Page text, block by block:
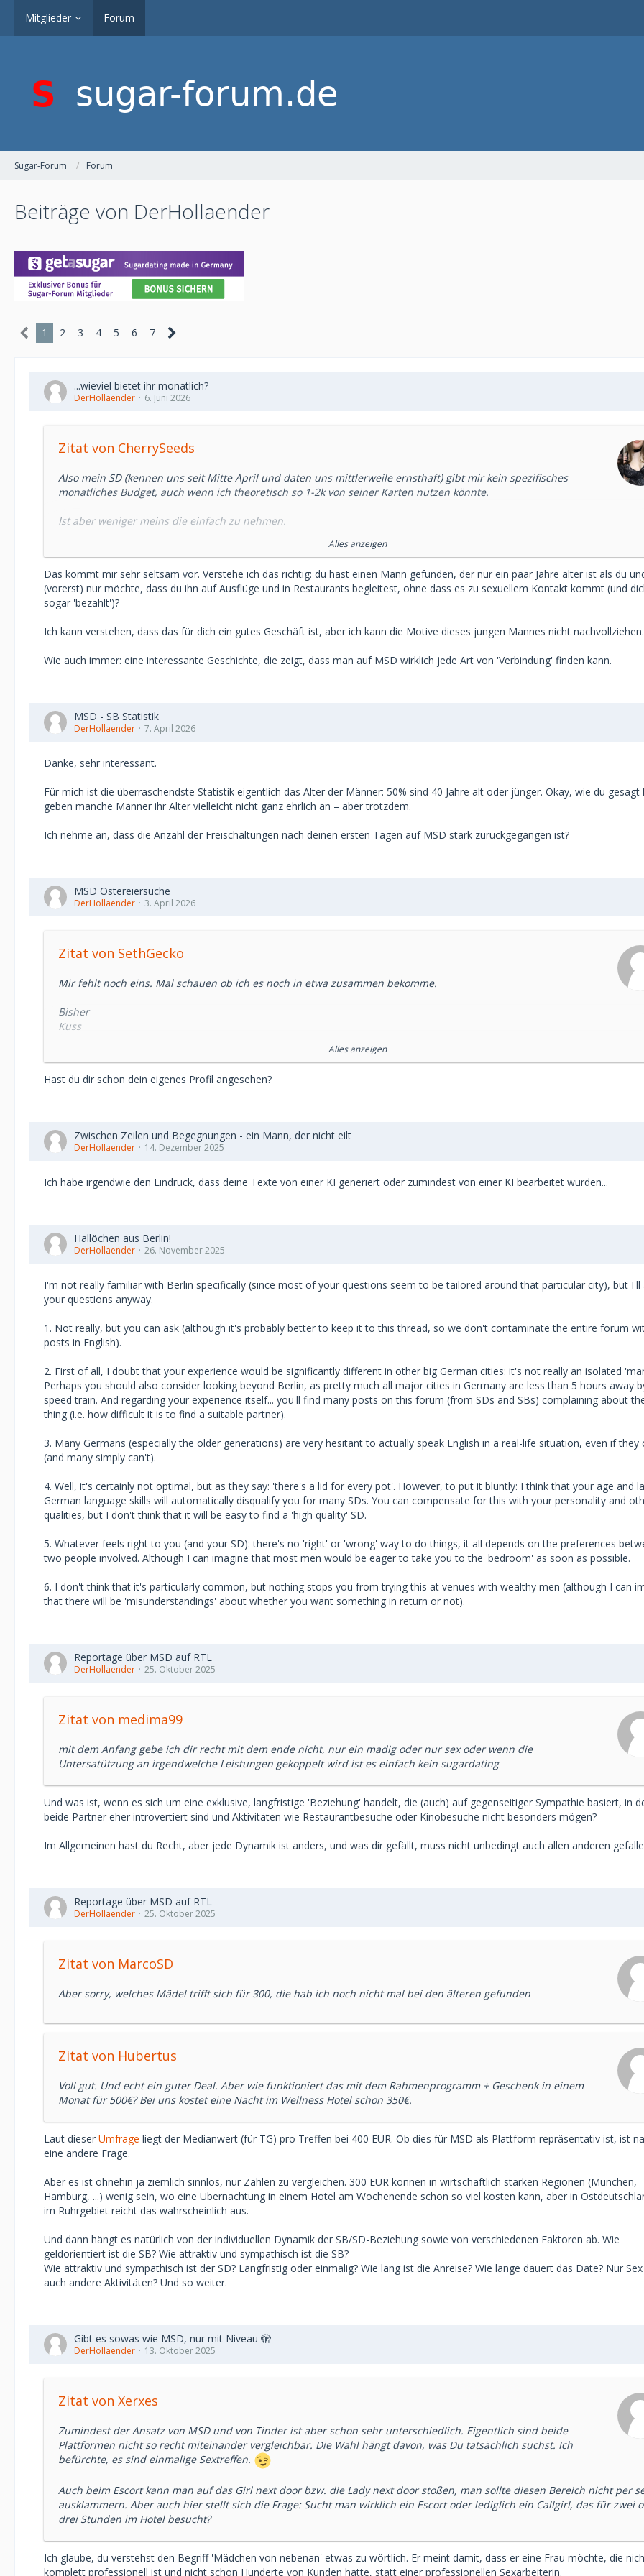
Mitglieder Forum
Sugar-Forum Forum
Beiträge von DerHollaender
1 2 3 4 5 6 7
...wieviel bietet ihr monatlich?
DerHollaender 6. Juni 2026
Zitat von CherrySeeds
Also mein SD (kennen uns seit Mitte April und daten uns mittlerweile ernsthaft) gibt mir kein spezifisches
monatliches Budget, auch wenn ich theoretisch so 1-2k von seiner Karten nutzen könnte.
Ist aber weniger meins die einfach zu nehmen.
idR mit riesigen Blumensträußen vom Flughafen abgeholt hat. Dazu geht er echt gerne in fine dining Restaurants.
In einem davon hat er auch mal eben meinen Monatslohn dort gelassen (was ich eigentlich nicht sehen sollte.
Laut ihm soll ich mir keine Gedanken über Geld machen und er wechselt immer direkt das Thema wenn ich nach
selbst sein.
Mit ihm habe ich jedenfalls einen Jackpot geschossen. Aber ich muss auch realistisch sagen, er ist wahrscheinlich
Alles anzeigen
Das kommt mir sehr seltsam vor. Verstehe ich das richtig: du hast einen Mann gefunden, der nur ein paar Jahre älter ist als du
(vorerst) nur möchte, dass du ihn auf Ausflüge und in Restaurants begleitest, ohne dass es zu sexuellem Kontakt kommt (und
sogar 'bezahlt')?
Ich kann verstehen, dass das für dich ein gutes Geschäft ist, aber ich kann die Motive dieses jungen Mannes nicht nachvollziehen.
Wie auch immer: eine interessante Geschichte, die zeigt, dass man auf MSD wirklich jede Art von 'Verbindung' finden kann.
MSD - SB Statistik
DerHollaender 7. April 2026
Danke, sehr interessant.
Für mich ist die überraschendste Statistik eigentlich das Alter der Männer: 50% sind 40 Jahre alt oder jünger. Okay, wie du gesagt
geben manche Männer ihr Alter vielleicht nicht ganz ehrlich an – aber trotzdem.
Ich nehme an, dass die Anzahl der Freischaltungen nach deinen ersten Tagen auf MSD stark zurückgegangen ist?
MSD Ostereiersuche
DerHollaender 3. April 2026
Zitat von SethGecko
Mir fehlt noch eins. Mal schauen ob ich es noch in etwa zusammen bekomme.
Bisher
Kuss
Durch die Reiter klicken, und zwar alle. Einfach mal schauen.
evt schafft es jemand noch zu ergänzen. Ein Ei fehlt mir noch.
Alles anzeigen
Hast du dir schon dein eigenes Profil angesehen?
Zwischen Zeilen und Begegnungen - ein Mann, der nicht eilt
DerHollaender 14. Dezember 2025
Ich habe irgendwie den Eindruck, dass deine Texte von einer KI generiert oder zumindest von einer KI bearbeitet wurden...
Hallöchen aus Berlin!
DerHollaender 26. November 2025
I'm not really familiar with Berlin specifically (since most of your questions seem to be tailored around that particular city), but I'll
your questions anyway.
1. Not really, but you can ask (although it's probably better to keep it to this thread, so we don't contaminate the entire forum
posts in English).
2. First of all, I doubt that your experience would be significantly different in other big German cities: it's not really an isolated
Perhaps you should also consider looking beyond Berlin, as pretty much all major cities in Germany are less than 5 hours away
speed train. And regarding your experience itself... you'll find many posts on this forum (from SDs and SBs) complaining about
thing (i.e. how difficult it is to find a suitable partner).
3. Many Germans (especially the older generations) are very hesitant to actually speak English in a real-life situation, even if they
(and many simply can't).
4. Well, it's certainly not optimal, but as they say: 'there's a lid for every pot'. However, to put it bluntly: I think that your age and
German language skills will automatically disqualify you for many SDs. You can compensate for this with your personality and
qualities, but I don't think that it will be easy to find a 'high quality' SD.
5. Whatever feels right to you (and your SD): there's no 'right' or 'wrong' way to do things, it all depends on the preferences
two people involved. Although I can imagine that most men would be eager to take you to the 'bedroom' as soon as possible.
6. I don't think that it's particularly common, but nothing stops you from trying this at venues with wealthy men (although I can
that there will be 'misunderstandings' about whether you want something in return or not).
Reportage über MSD auf RTL
DerHollaender 25. Oktober 2025
Zitat von medima99
mit dem Anfang gebe ich dir recht mit dem ende nicht, nur ein madig oder nur sex oder wenn die
Untersatützung an irgendwelche Leistungen gekoppelt wird ist es einfach kein sugardating
Und was ist, wenn es sich um eine exklusive, langfristige 'Beziehung' handelt, die (auch) auf gegenseitiger Sympathie basiert, in
beide Partner eher introvertiert sind und Aktivitäten wie Restaurantbesuche oder Kinobesuche nicht besonders mögen?
Im Allgemeinen hast du Recht, aber jede Dynamik ist anders, und was dir gefällt, muss nicht unbedingt auch allen anderen
Reportage über MSD auf RTL
DerHollaender 25. Oktober 2025
Zitat von MarcoSD
Aber sorry, welches Mädel trifft sich für 300, die hab ich noch nicht mal bei den älteren gefunden
Zitat von Hubertus
Voll gut. Und echt ein guter Deal. Aber wie funktioniert das mit dem Rahmenprogramm + Geschenk in einem
Monat für 500€? Bei uns kostet eine Nacht im Wellness Hotel schon 350€.
Laut dieser Umfrage liegt der Medianwert (für TG) pro Treffen bei 400 EUR. Ob dies für MSD als Plattform repräsentativ ist, ist
eine andere Frage.
Aber es ist ohnehin ja ziemlich sinnlos, nur Zahlen zu vergleichen. 300 EUR können in wirtschaftlich starken Regionen (München,
Hamburg, ...) wenig sein, wo eine Übernachtung in einem Hotel am Wochenende schon so viel kosten kann, aber in
im Ruhrgebiet reicht das wahrscheinlich aus.
Und dann hängt es natürlich von der individuellen Dynamik der SB/SD-Beziehung sowie von verschiedenen Faktoren ab. Wie
geldorientiert ist die SB? Wie attraktiv und sympathisch ist die SB?
Wie attraktiv und sympathisch ist der SD? Langfristig oder einmalig? Wie lang ist die Anreise? Wie lange dauert das Date? Nur
auch andere Aktivitäten? Und so weiter.
Gibt es sowas wie MSD, nur mit Niveau 🫣
DerHollaender 13. Oktober 2025
Zitat von Xerxes
Zumindest der Ansatz von MSD und von Tinder ist aber schon sehr unterschiedlich. Eigentlich sind beide
Plattformen nicht so recht miteinander vergleichbar. Die Wahl hängt davon, was Du tatsächlich suchst. Ich
befürchte, es sind einmalige Sextreffen.
Auch beim Escort kann man auf das Girl next door bzw. die Lady next door stoßen, man sollte diesen Bereich nicht per
ausklammern. Aber auch hier stellt sich die Frage: Sucht man wirklich ein Escort oder lediglich ein Callgirl, das für zwei
drei Stunden im Hotel besucht?
Ich glaube, du verstehst den Begriff 'Mädchen von nebenan' etwas zu wörtlich. Er meint damit, dass er eine Frau möchte, die
komplett professionell ist und nicht schon Hunderte von Kunden hatte, statt einer professionellen Sexarbeiterin.